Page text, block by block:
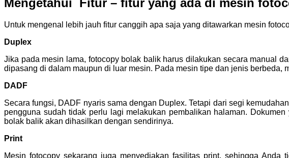
Untuk mengenal lebih jauh fitur canggih apa saja yang ditawarkan mesin
Duplex
Jika pada mesin lama, fotocopy bolak balik harus dilakukan secara manual
dipasang di dalam maupun di luar mesin. Pada mesin tipe dan jenis berbeda,
DADF
Secara fungsi, DADF nyaris sama dengan Duplex. Tetapi dari segi
pengguna sudah tidak perlu lagi melakukan pembalikan halaman.
bolak balik akan dihasilkan dengan sendirinya.
Print
Mesin fotocopy sekarang juga menyediakan fasilitas print, sehingga